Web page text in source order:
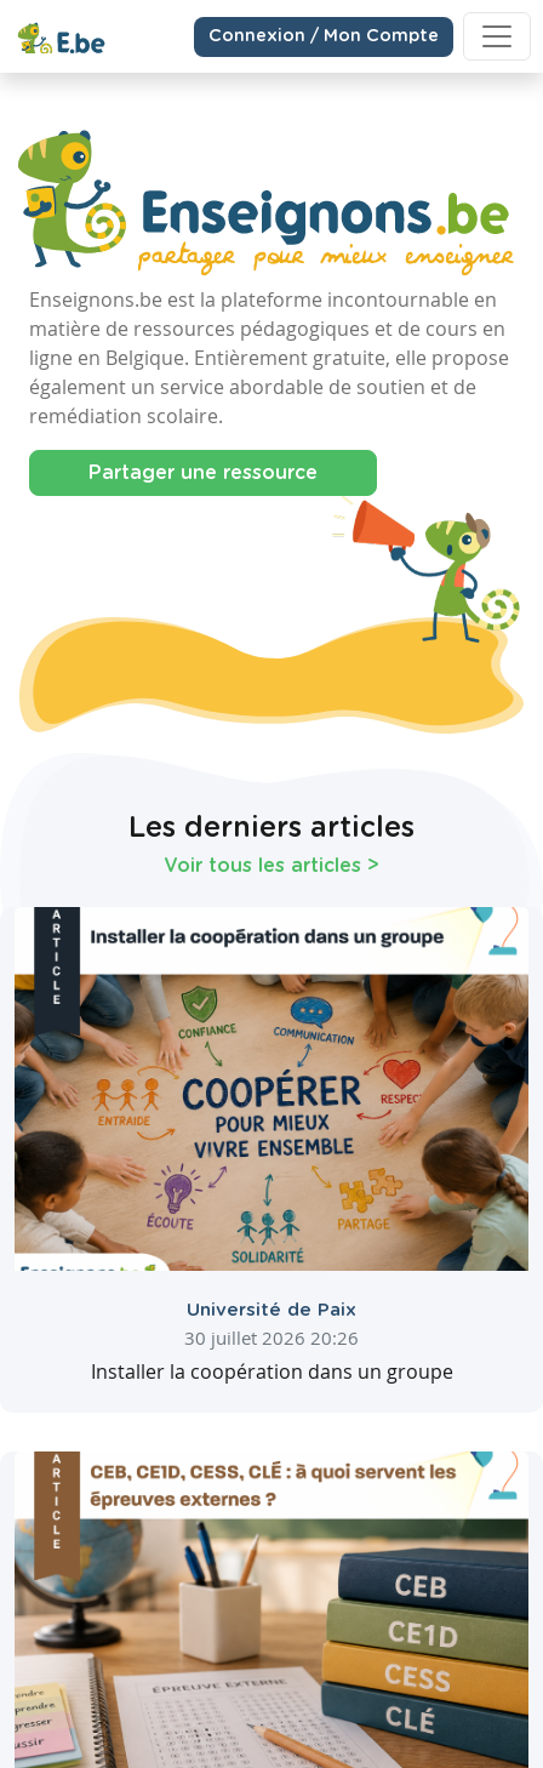
Connexion / Mon Compte
Enseignons.be est la plateforme incontournable en
matière de ressources pédagogiques et de cours en
ligne en Belgique. Entièrement gratuite, elle propose
également un service abordable de soutien et de
remédiation scolaire.
Partager une ressource
Les derniers articles
Voir tous les articles >
Université de Paix
30 juillet 2026 20:26
Installer la coopération dans un groupe